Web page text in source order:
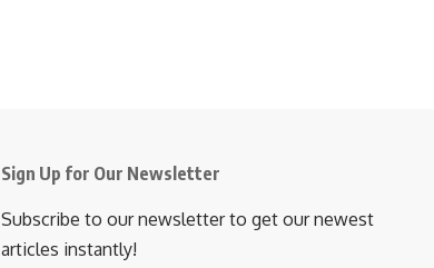
Sign Up for Our Newsletter
Subscribe to our newsletter to get our newest
articles instantly!